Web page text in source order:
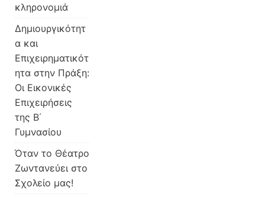
κληρονομιά
Δημιουργικότητ
α και
Επιχειρηματικότ
ητα στην Πράξη:
Οι Εικονικές
Επιχειρήσεις
της Β΄
Γυμνασίου
Όταν το Θέατρο
Ζωντανεύει στο
Σχολείο μας!